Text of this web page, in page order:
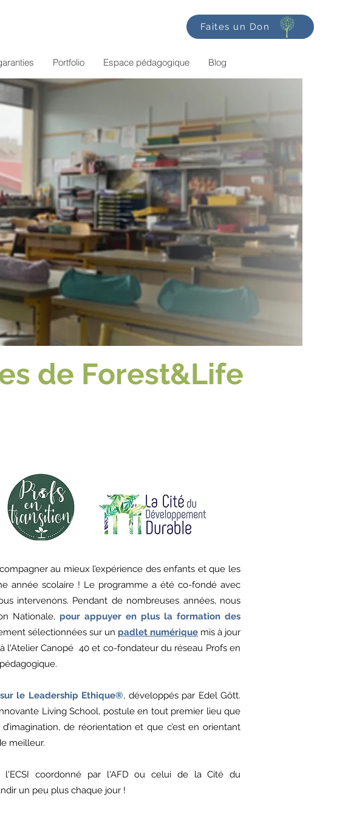
Faites un Don
Portfolio Espace pédagogique Blog
de Forest&Life
au mieux l’expérience des enfants et que les
année scolaire ! Le programme a été co-fondé avec
intervenons. Pendant de nombreuses années, nous
Nationale, pour appuyer en plus la formation des
sélectionnées sur un padlet numérique mis à jour
l'Atelier Canopé 40 et co-fondateur du réseau Profs en
le Leadership Ethique®, développés par Edel Gött.
Living School, postule en tout premier lieu que
de réorientation et que c’est en orientant
meilleur.
l'ECSI coordonné par l'AFD ou celui de la Cité du
un peu plus chaque jour !